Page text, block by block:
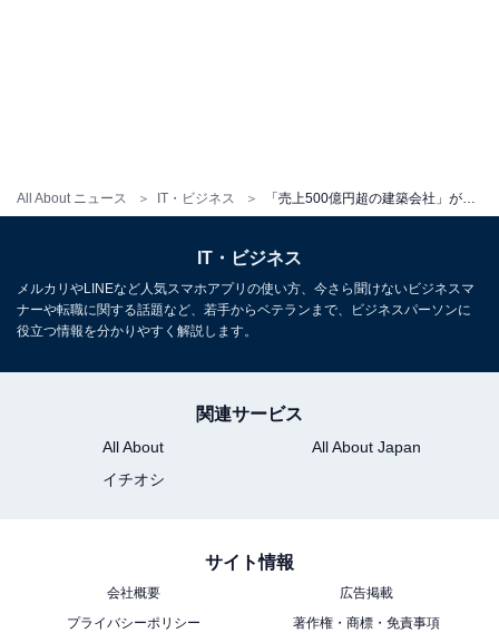
All About ニュース IT・ビジネス
IT・ビジネス
メルカリやLINEなど人気スマホアプリの使い方、今さら聞けないビジネスマ
ナーや転職に関する話題など、若手からベテランまで、ビジネスパーソンに
役立つ情報を分かりやすく解説します。
関連サービス
All About
All About Japan
イチオシ
サイト情報
会社概要
広告掲載
プライバシーポリシー
著作権・商標・免責事項